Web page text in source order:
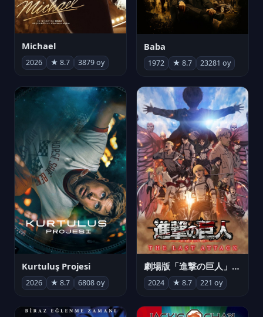
Michael
2026 ★ 8.7 3879 oy
Baba
1972 ★ 8.7 23281 oy
Kurtuluş Projesi
2026 ★ 8.7 6808 oy
劇場版「進撃の巨人」完結編 THE LAST ATTACK
2024 ★ 8.7 221 oy